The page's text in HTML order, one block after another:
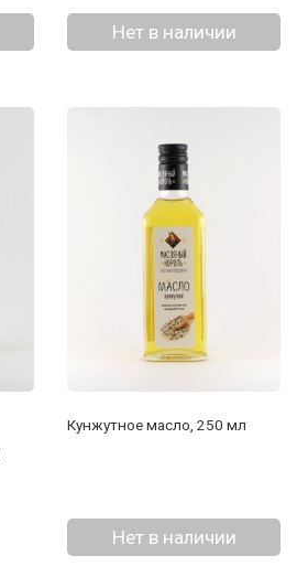
Нет в наличии
Кунжутное масло, 250 мл
Нет в наличии